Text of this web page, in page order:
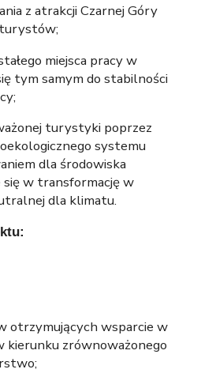
z atrakcji Czarnej Góry
miejsca pracy w
tym samym do stabilności
turystyki poprzez
systemu
dla środowiska
w transformację w
dla klimatu.
otrzymujących wsparcie w
kierunku zrównoważonego